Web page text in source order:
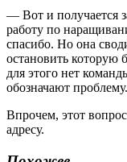
— Вот и получается
работу по
спасибо. Но она
остановить которую
для этого нет
обозначают проблему.
Впрочем, этот
адресу.